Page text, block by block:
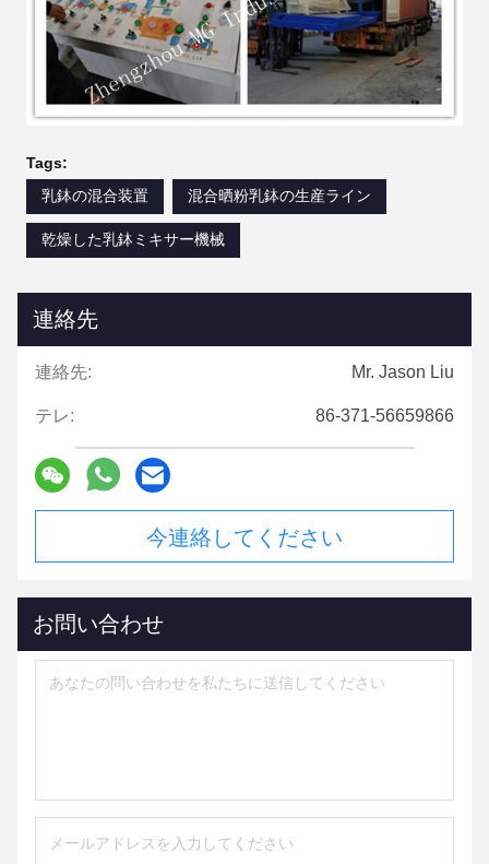
Tags:
乳鉢の混合装置
混合晒粉乳鉢の生産ライン
乾燥した乳鉢ミキサー機械
連絡先
連絡先: Mr. Jason Liu
テレ: 86-371-56659866
今連絡してください
お問い合わせ